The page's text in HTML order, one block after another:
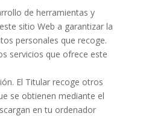
de herramientas y
sitio Web a garantizar la
personales que recoge.
servicios que ofrece este
El Titular recoge otros
se obtienen mediante el
en tu ordenador